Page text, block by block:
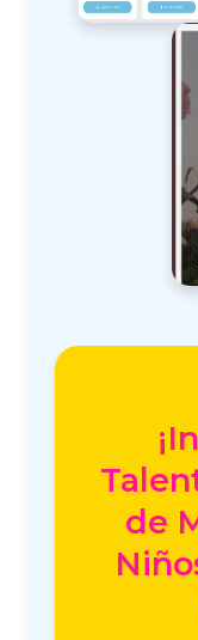
de